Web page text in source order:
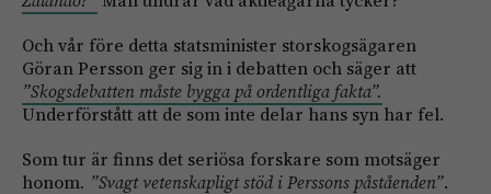
Och vår före detta statsminister storskogsägaren
Göran Persson ger sig in i debatten och säger att
”Skogsdebatten måste bygga på ordentliga fakta”.
Underförstått att de som inte delar hans syn har fel.
Som tur är finns det seriösa forskare som motsäger
honom. ”Svagt vetenskapligt stöd i Perssons påståenden”.